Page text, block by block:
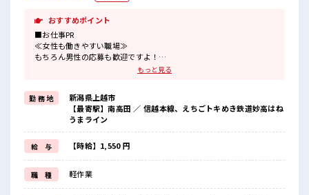
おすすめポイント
■お仕事PR
≪女性も働きやすい職場≫
もちろん男性の応募も歓迎ですよ！
残業はほとんどナシ！
≪髪型自由≫
基本的に髪色自由で明るすぎたり奇抜でなければOKです！
(規定有)≪機能的な制服アリ≫
制服があるので、
毎日の服装の悩み解消♪
≪未経験でも活躍できる≫
新しいことにチャレンジするのは不安だけど、
しっかり働く環境が整っています！
イチからスキルUP・ステップUP目指していきましょう！
もっと見る
勤 務 地
新潟県上越市
【最寄駅】南高田 ／ 信越本線、えちごトキめき鉄道妙高はね
うまライン
給 与 【時給】1,550 円
職 種 軽作業